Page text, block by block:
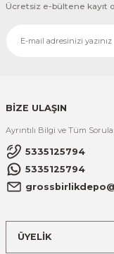
Ücretsiz e-bültene kayıt
BİZE ULAŞIN
Ayrıntılı Bilgi ve Tüm
5335125794
5335125794
ÜYELİK